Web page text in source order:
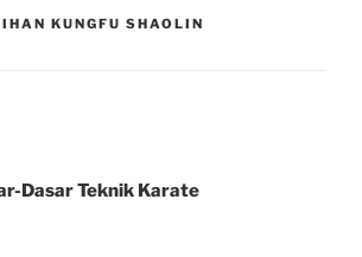
KUNGFU SHAOLIN
Dasar Teknik Karate